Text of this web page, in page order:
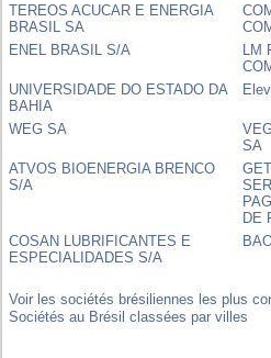
TEREOS ACUCAR E ENERGIA
BRASIL SA
ENEL BRASIL S/A
LM
UNIVERSIDADE DO ESTADO DA
BAHIA
WEG SA
SA
ATVOS BIOENERGIA BRENCO
S/A
DE
COSAN LUBRIFICANTES E
ESPECIALIDADES S/A
Voir les sociétés brésiliennes les plus
Sociétés au Brésil classées par villes